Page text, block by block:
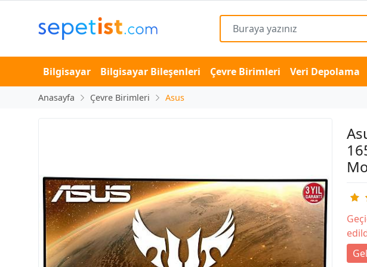
Bilgisayar Bilgisayar Bileşenleri Çevre Birimleri Veri Depolama
Anasayfa Çevre Birimleri Asus